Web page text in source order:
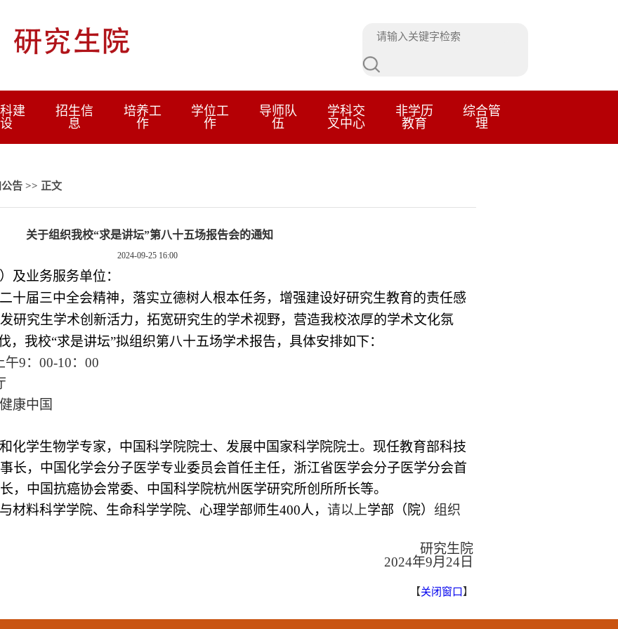
建
设
招生信
息
培养工
作
学位工
作
导师队
伍
学科交
叉中心
非学历
教育
综合管
理
告>> 正文
关于组织我校“求是讲坛”第八十五场报告会的通知
2024-09-25 16:00
及业务服务单位：
十届三中全会精神，落实立德树人根本任务，增强建设好研究生教育的责任感
研究生学术创新活力，拓宽研究生的学术视野，营造我校浓厚的学术文化氛
，我校“求是讲坛”拟组织第八十五场学术报告，具体安排如下：
午9： 00-10： 00
康中国
化学生物学专家，中国科学院院士、发展中国家科学院院士。现任教育部科技
长，中国化学会分子医学专业委员会首任主任，浙江省医学会分子医学分会首
，中国抗癌协会常委、中国科学院杭州医学研究所创所所长等。
材料科学学院、生命科学学院、心理学部师生400人， 请以上学部（院） 组织
研究生院
2024年9月 24日
【关闭窗口 】